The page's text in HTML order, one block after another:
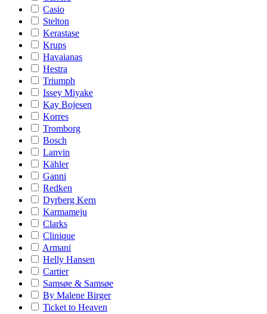
Casio
Stelton
Kerastase
Krups
Havaianas
Hestra
Triumph
Issey Miyake
Kay Bojesen
Korres
Tromborg
Bosch
Lanvin
Kähler
Ganni
Redken
Dyrberg Kern
Karmameju
Clarks
Clinique
Armani
Helly Hansen
Cartier
Samsøe & Samsøe
By Malene Birger
Ticket to Heaven